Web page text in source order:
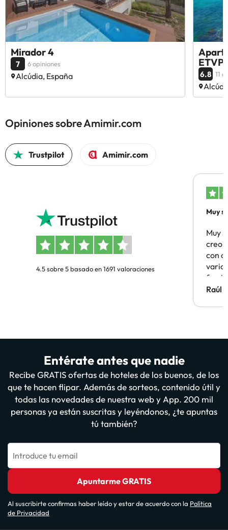
Mirador 4
7 6 opiniones
Alcúdia, España 6.8 11
Opiniones sobre Amimir.com
Trustpilot Amimir.com
4.5 sobre 5 basado en 1691 valoraciones
Muy
Muy
creo
con
Hotel
Raúl
Entérate antes que nadie
Recibe GRATIS ofertas de hoteles de los buenos, de los
que te hacen flipar. Además de sorteos, contenido útil y
todas las novedades de nuestra web y App. 200 mil
personas ya están suscritas y leyéndonos, ¿te apuntas
tú también?
Introduce tu email
Apuntarme GRATIS
Al suscribirte confirmas haber leído y estar de acuerdo con la Política
de Privacidad